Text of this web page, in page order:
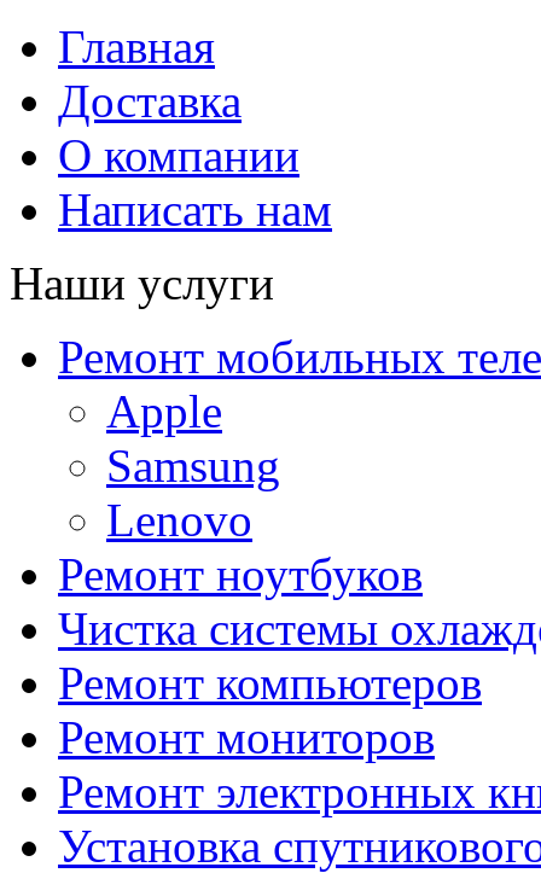
Главная
Доставка
О компании
Написать нам
Наши услуги
Ремонт мобильных
Apple
Samsung
Lenovo
Ремонт ноутбуков
Чистка системы
Ремонт компьютеров
Ремонт мониторов
Ремонт электронных
Установка